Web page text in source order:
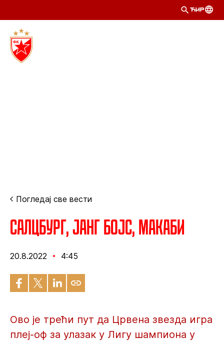
ЋИР
Погледај све вести
Салцбург, Јанг бојс, Макаби
20.8.2022 4:45
Ово је трећи пут да Црвена звезда игра
плеј-оф за улазак у Лигу шампиона у